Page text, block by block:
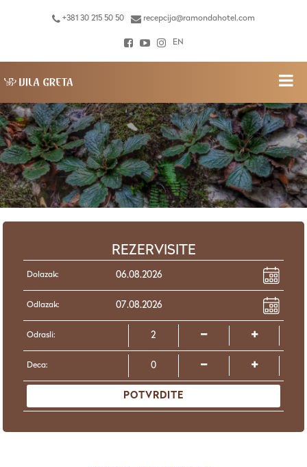
+381 30 215 50 50 recepcija@ramondahotel.com
EN
REZERVISITE
Dolazak:
Odlazak:
Odrasli:
Deca:
POTVRDITE